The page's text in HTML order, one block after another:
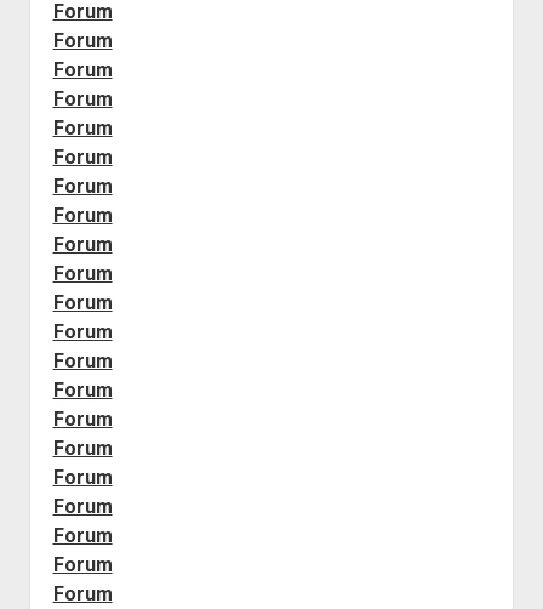
Forum
Forum
Forum
Forum
Forum
Forum
Forum
Forum
Forum
Forum
Forum
Forum
Forum
Forum
Forum
Forum
Forum
Forum
Forum
Forum
Forum